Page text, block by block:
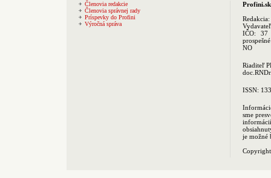
Členovia redakcie
Členovia správnej rady
Príspevky do Profini
Výročná správa
Profini.sk
Redakcia:
IČO: 37
NO
Riaditeľ
ISSN:
sme
je možné